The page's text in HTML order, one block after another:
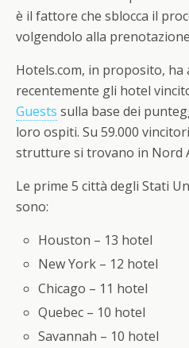
è il fattore che sblocca il
volgendolo alla
Hotels.com, in proposito, ha
recentemente gli hotel
Guests sulla base dei
loro ospiti. Su 59.000
strutture si trovano in Nord
Le prime 5 città degli Stati
sono:
Houston – 13 hotel
New York – 12 hotel
Chicago – 11 hotel
Quebec – 10 hotel
Savannah – 10 hotel